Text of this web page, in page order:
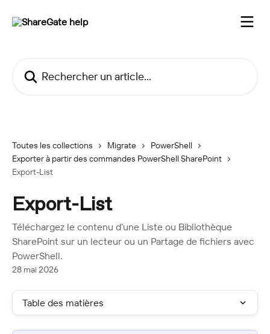
Toutes les collections Migrate
PowerShell
Exporter à partir des commandes PowerShell SharePoint
Export-List
Export-List
Téléchargez le contenu d’une Liste ou Bibliothèque
SharePoint sur un lecteur ou un Partage de fichiers avec
PowerShell.
28 mai 2026
Table des matières